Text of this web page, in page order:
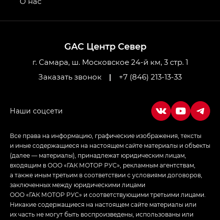
Джи Икс ПРЕМИУМ — GX PREMIUM, ЛАУНЖ —
LOUNGE
Empow — Эмпау (Empow) в комплектации
GAC Центр Север
г. Самара, ш. Московское 24-й км, 3 стр. 1
Заказать звонок
| +7 (846) 213-13-33
Все права на информацию, графические изображения, тексты
и иные содержащиеся на настоящем сайте материалы и объекты
(далее — материалы), принадлежат юридическим лицам,
входящим в ООО «ГАК МОТОР РУС», рекламным агентствам,
а также иным третьим в соответствии с условиями договоров,
заключенных между юридическими лицами
ООО «ГАК МОТОР РУС» и соответствующими третьими лицами.
Никакие содержащиеся на настоящем сайте материалы или
их часть не могут быть воспроизведены, использованы или